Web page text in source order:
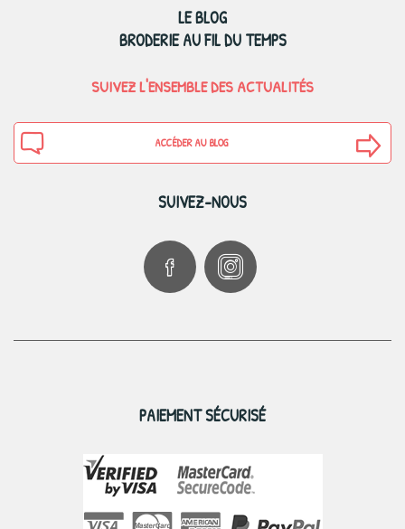
LE BLOG
BRODERIE AU FIL DU TEMPS
SUIVEZ L'ENSEMBLE DES ACTUALITÉS
ACCÉDER AU BLOG
SUIVEZ-NOUS
PAIEMENT SÉCURISÉ